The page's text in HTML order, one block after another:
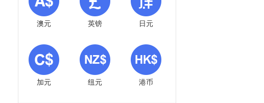
澳元 英镑 日元
加元 纽元 港币